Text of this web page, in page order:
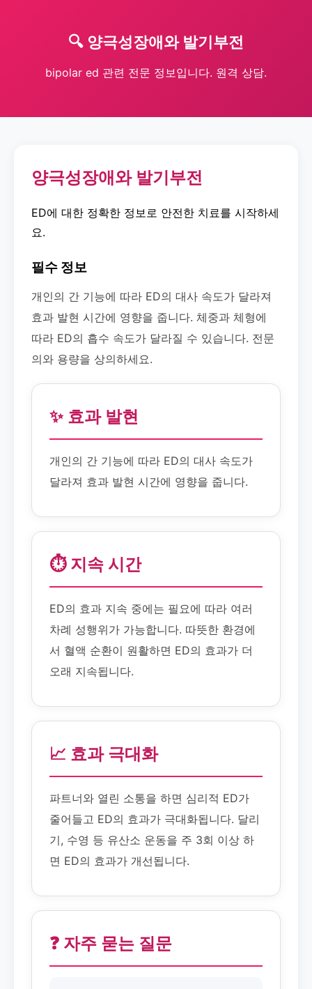
🔍 양극성장애와 발기부전
bipolar ed 관련 전문 정보입니다. 원격 상담.
양극성장애와 발기부전
ED에 대한 정확한 정보로 안전한 치료를 시작하세
요.
필수 정보
개인의 간 기능에 따라 ED의 대사 속도가 달라져
효과 발현 시간에 영향을 줍니다. 체중과 체형에
따라 ED의 흡수 속도가 달라질 수 있습니다. 전문
의와 용량을 상의하세요.
✨ 효과 발현
개인의 간 기능에 따라 ED의 대사 속도가
달라져 효과 발현 시간에 영향을 줍니다.
⏱️ 지속 시간
ED의 효과 지속 중에는 필요에 따라 여러
차례 성행위가 가능합니다. 따뜻한 환경에
서 혈액 순환이 원활하면 ED의 효과가 더
오래 지속됩니다.
📈 효과 극대화
파트너와 열린 소통을 하면 심리적 ED가
줄어들고 ED의 효과가 극대화됩니다. 달리
기, 수영 등 유산소 운동을 주 3회 이상 하
면 ED의 효과가 개선됩니다.
❓ 자주 묻는 질문